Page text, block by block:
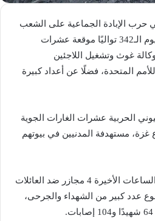
حرب الإبادة الجماعية على الشعب
الفلسطيني في قطاع غزة لليوم الـ342 تواليًا موقعة عشرات
موظفي وكالة غوث وتشغيل اللاجئين
للأمم المتحدة، فضلًا عن أعداد كبيرة
الحربية عشرات الغارات الجوية
مستهدفة المدنيين في بيوتهم
وارتكبت قوات الاحتلال خلال الساعات الأخيرة 4 مجازر ضد العائلات
عدد كبير من الشهداء والجرحى،